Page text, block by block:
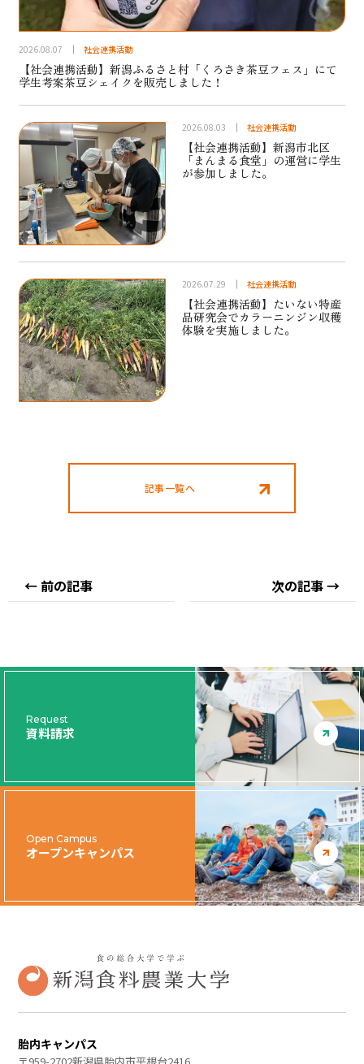
2026.08.07 社会連携活動
【社会連携活動】新潟ふるさと村「くろさき茶豆フェス」にて
学生考案茶豆シェイクを販売しました！
2026.08.03 社会連携活動
【社会連携活動】新潟市北区
「まんまる食堂」の運営に学生
が参加しました。
2026.07.29 社会連携活動
【社会連携活動】たいない特産
品研究会でカラーニンジン収穫
体験を実施しました。
記事一覧へ
← 前の記事 次の記事 →
Request
資料請求
Open Campus
オープンキャンパス
胎内キャンパス